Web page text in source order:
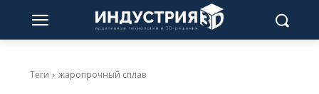
Теги жаропрочный сплав